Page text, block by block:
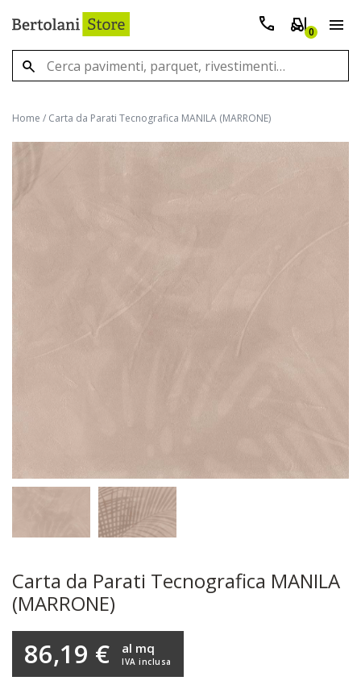
0
Home / Carta da Parati Tecnografica MANILA (MARRONE)
Carta da Parati Tecnografica MANILA
(MARRONE)
86,19 € IVA inclusa
al mq